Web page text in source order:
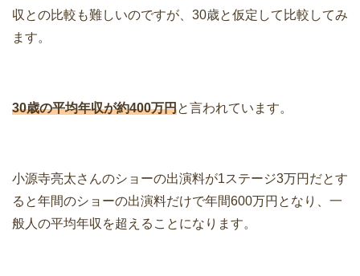
収との比較も難しいのですが、30歳と仮定して比較してみ
ます。
30歳の平均年収が約400万円と言われています。
小源寺亮太さんのショーの出演料が1ステージ3万円だとす
ると年間のショーの出演料だけで年間600万円となり、一
般人の平均年収を超えることになります。